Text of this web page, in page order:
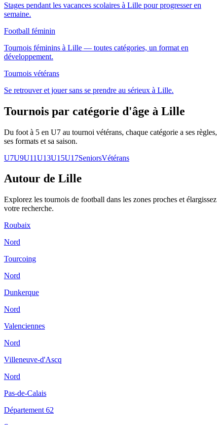
Stages pendant les vacances scolaires à Lille pour progresser en
semaine.
Football féminin
Tournois féminins à Lille — toutes catégories, un format en
développement.
Tournois vétérans
Se retrouver et jouer sans se prendre au sérieux à Lille.
Tournois par catégorie d'âge à Lille
Du foot à 5 en U7 au tournoi vétérans, chaque catégorie a ses règles,
ses formats et sa saison.
U7U9U11U13U15U17SeniorsVétérans
Autour de Lille
Explorez les tournois de football dans les zones proches et élargissez
votre recherche.
Roubaix
Nord
Tourcoing
Nord
Dunkerque
Nord
Valenciennes
Nord
Villeneuve-d'Ascq
Nord
Pas-de-Calais
Département 62